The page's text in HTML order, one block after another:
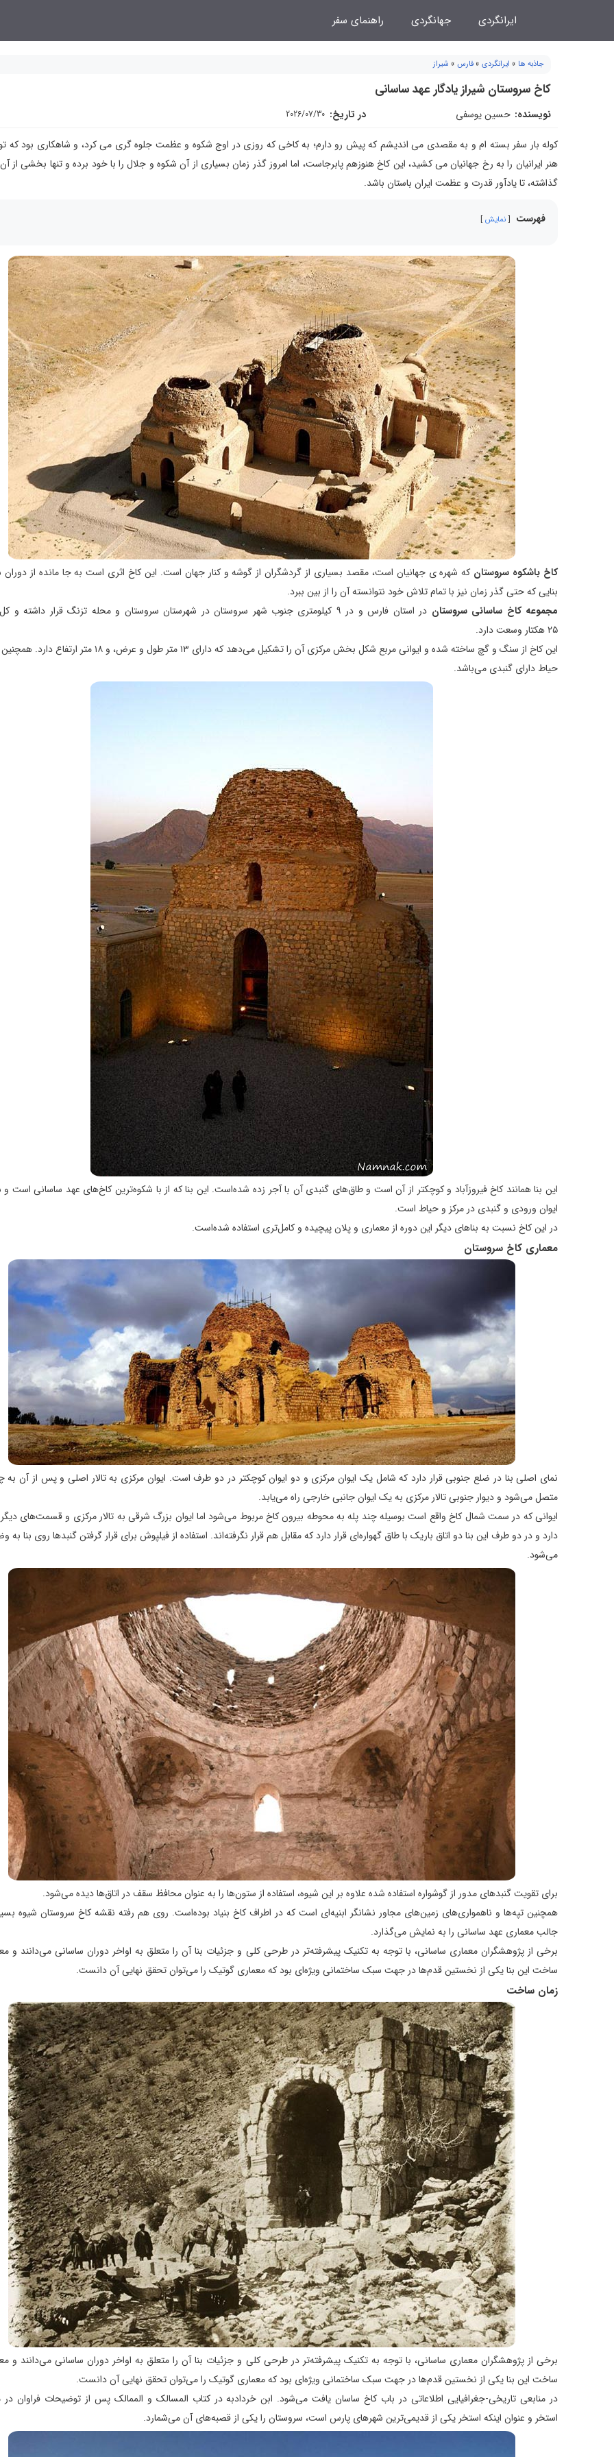
ایرانگردی جهانگردی راهنمای سفر
جاذبه ها » ایرانگردی » فارس » شیراز
کاخ سروستان شیراز یادگار عهد ساسانی
نویسنده: حسین یوسفی در تاریخ: 2026/07/30
کوله بار سفر بسته ام و به مقصدی می اندیشم که پیش رو دارم؛ به کاخی که روزی در اوج شکوه و عظمت جلوه گری می کرد، و شاهکاری بود که
هنر ایرانیان را به رخ جهانیان می کشید، این کاخ هنوزهم پابرجاست، اما امروز گذر زمان بسیاری از آن شکوه و جلال را با خود برده و تنها بخشی از
گذاشته، تا یادآور قدرت و عظمت ایران باستان باشد.
فهرست نمایش
کاخ باشکوه سروستان که شهره ی جهانیان است، مقصد بسیاری از گردشگران از گوشه و کنار جهان است. این کاخ اثری است به جا مانده از دوران
بنایی که حتی گذر زمان نیز با تمام تلاش خود نتوانسته آن را از بین ببرد.
مجموعه کاخ ساسانی سروستان
در استان فارس و در ۹ کیلومتری جنوب شهر سروستان در شهرستان سروستان و محله تزنگ قرار داشته
۲۵ هکتار وسعت دارد.
این کاخ از سنگ و گچ ساخته شده و ایوانی مربع شکل بخش مرکزی آن را تشکیل می‌دهد که دارای ۱۳ متر طول و
حیاط دارای گنبدی می‌باشد.
این بنا همانند کاخ فیروزآباد و کوچکتر از آن است و طاق‌های گنبدی آن با آجر زده شده‌است. این بنا که از با شکوه‌ترین کاخ‌های عهد ساسانی است
ایوان ورودی و گنبدی در مرکز و حیاط است.
در این کاخ نسبت به بناهای دیگر این دوره از معماری و پلان پیچیده و کامل‌تری استفاده شده‌است.
معماری کاخ سروستان
نمای اصلی بنا در ضلع جنوبی قرار دارد که شامل یک ایوان مرکزی و دو ایوان کوچکتر در دو طرف است. ایوان مرکزی به تالار اصلی و پس از آن به
متصل می‌شود و دیوار جنوبی تالار مرکزی به یک ایوان جانبی خارجی راه می‌یابد.
ایوانی که در سمت شمال کاخ واقع است بوسیله چند پله به محوطه بیرون کاخ مربوط می‌شود اما ایوان بزرگ شرقی به تالار مرکزی و قسمت‌های دیگر
دارد و در دو طرف این بنا دو اتاق باریک با طاق گهواره‌ای قرار دارد که مقابل هم قرار نگرفته‌اند. استفاده از فیلپوش برای قرار گرفتن گنبدها روی بنا به
می‌شود.
برای تقویت گنبدهای مدور از گوشواره استفاده شده علاوه بر این شیوه، استفاده از ستون‌ها را به عنوان محافظ سقف در اتاق‌ها دیده می‌شود.
همچنین تپه‌ها و ناهمواری‌های زمین‌های مجاور نشانگر ابنیه‌ای است که در اطراف کاخ بنیاد بوده‌است. روی هم رفته نقشه کاخ سروستان شیوه
جالب معماری عهد ساسانی را به نمایش می‌گذارد.
برخی از پژوهشگران معماری ساسانی، با توجه به تکنیک پیشرفته‌تر در طرحی کلی و جزئیات بنا آن را متعلق به اواخر دوران ساسانی می‌دانند و
ساخت این بنا یکی از نخستین قدم‌ها در جهت سبک ساختمانی ویژه‌ای بود که معماری گوتیک را می‌توان تحقق نهایی آن دانست.
زمان ساخت
برخی از پژوهشگران معماری ساسانی، با توجه به تکنیک پیشرفته‌تر در طرحی کلی و جزئیات بنا آن را متعلق به اواخر دوران ساسانی می‌دانند و
ساخت این بنا یکی از نخستین قدم‌ها در جهت سبک ساختمانی ویژه‌ای بود که معماری گوتیک را می‌توان تحقق نهایی آن دانست.
در منابعی تاریخی-جغرافیایی اطلاعاتی در باب کاخ ساسان یافت می‌شود. ابن خردادبه در کتاب المسالک و الممالک پس از توضیحات فراوان در
استخر و عنوان اینکه استخر یکی از قدیمی‌ترین شهرهای پارس است، سروستان را یکی از قصبه‌های آن می‌شمارد.